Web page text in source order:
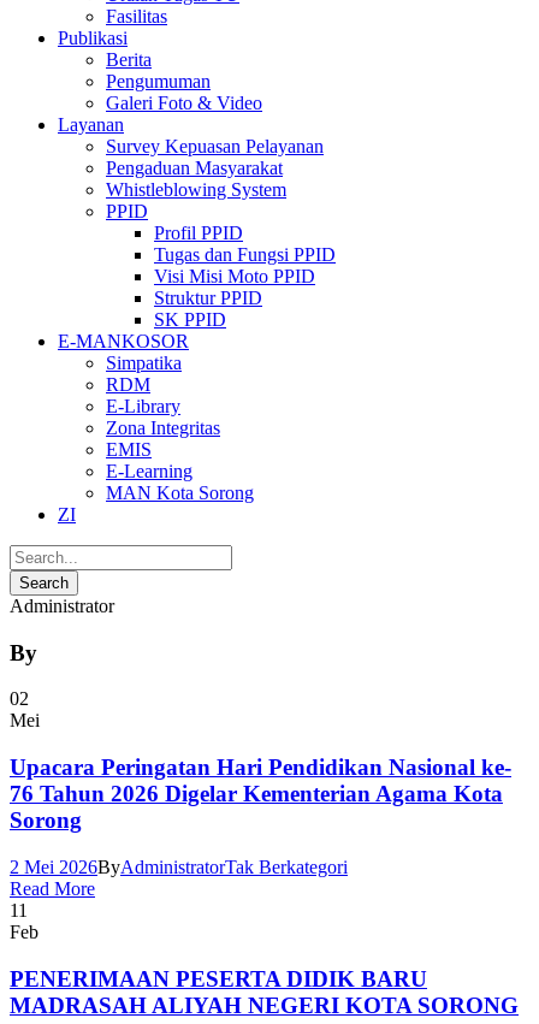
Fasilitas
Publikasi
Berita
Pengumuman
Galeri Foto & Video
Layanan
Survey Kepuasan Pelayanan
Pengaduan Masyarakat
Whistleblowing System
PPID
Profil PPID
Tugas dan Fungsi PPID
Visi Misi Moto PPID
Struktur PPID
SK PPID
E-MANKOSOR
Simpatika
RDM
E-Library
Zona Integritas
EMIS
E-Learning
MAN Kota Sorong
ZI
Administrator
By
02
Mei
Upacara Peringatan Hari Pendidikan Nasional ke-
76 Tahun 2026 Digelar Kementerian Agama Kota
Sorong
2 Mei 2026ByAdministratorTak Berkategori
Read More
11
Feb
PENERIMAAN PESERTA DIDIK BARU
MADRASAH ALIYAH NEGERI KOTA SORONG